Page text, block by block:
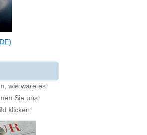
wie wäre es
Sie uns
klicken.